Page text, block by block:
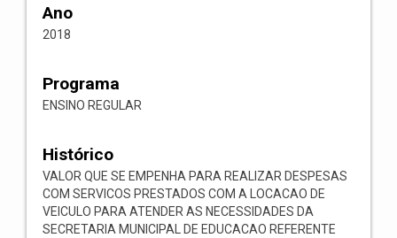
Ano
2018
Programa
ENSINO REGULAR
Histórico
VALOR QUE SE EMPENHA PARA REALIZAR DESPESAS
COM SERVICOS PRESTADOS COM A LOCACAO DE
VEICULO PARA ATENDER AS NECESSIDADES DA
SECRETARIA MUNICIPAL DE EDUCACAO REFERENTE